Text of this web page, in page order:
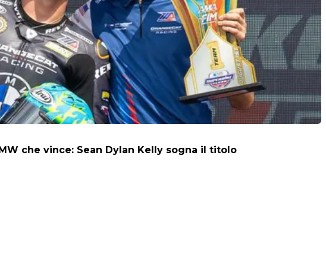
che vince: Sean Dylan Kelly sogna il titolo